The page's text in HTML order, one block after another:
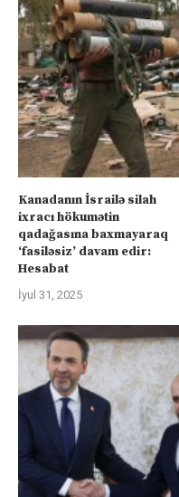
Kanadanın İsrailə silah
ixracı hökumətin
qadağasına baxmayaraq
‘fasiləsiz’ davam edir:
Hesabat
İyul 31, 2025